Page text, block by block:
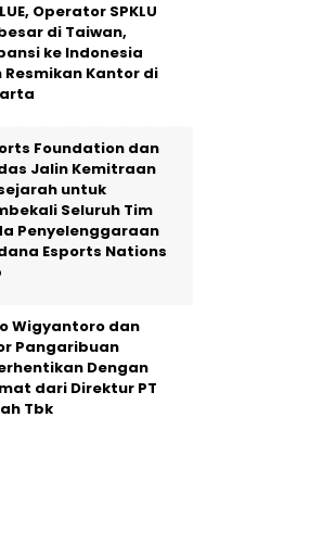
Operator SPKLU
di Taiwan,
ke Indonesia
Resmikan Kantor di
Foundation dan
Jalin Kemitraan
untuk
Seluruh Tim
Penyelenggaraan
Esports Nations
Wigyantoro dan
Pangaribuan
Dengan
dari Direktur PT
Tbk